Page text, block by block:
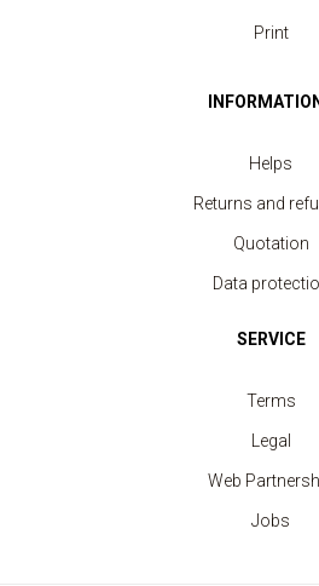
Print
Helps
Returns and
Quotation
Data
SERVICE
Terms
Legal
Web
Jobs